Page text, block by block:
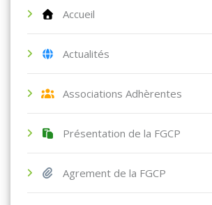
Accueil
Actualités
Associations Adhèrentes
Présentation de la FGCP
Agrement de la FGCP